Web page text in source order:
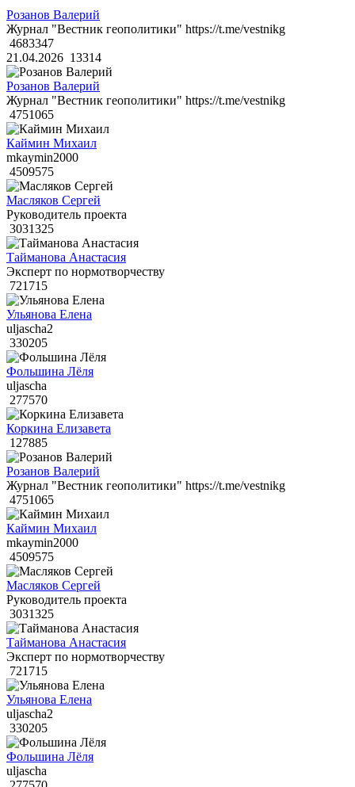
Розанов Валерий
Журнал "Вестник геополитики" https://t.me/vestnikg
4683347
21.04.2026 13314
Розанов Валерий
Журнал "Вестник геополитики" https://t.me/vestnikg
4751065
Каймин Михаил
mkaymin2000
4509575
Масляков Сергей
Руководитель проекта
3031325
Тайманова Анастасия
Эксперт по нормотворчеству
721715
Ульянова Елена
uljascha2
330205
Фольшина Лёля
uljascha
277570
Коркина Елизавета
127885
Розанов Валерий
Журнал "Вестник геополитики" https://t.me/vestnikg
4751065
Каймин Михаил
mkaymin2000
4509575
Масляков Сергей
Руководитель проекта
3031325
Тайманова Анастасия
Эксперт по нормотворчеству
721715
Ульянова Елена
uljascha2
330205
Фольшина Лёля
uljascha